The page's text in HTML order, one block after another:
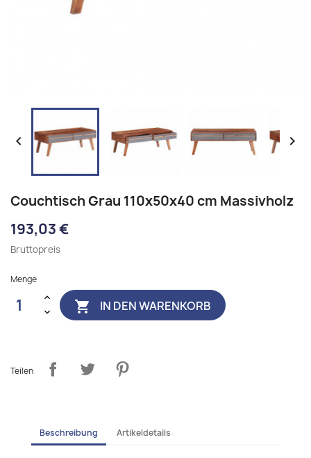
 
Couchtisch Grau 110x50x40 cm Massivholz
193,03 €
Bruttopreis
Menge
 IN DEN WARENKORB
Teilen
Beschreibung Artikeldetails